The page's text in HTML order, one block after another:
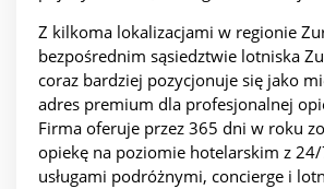
Z kilkoma lokalizacjami w regionie
bezpośrednim sąsiedztwie lotniska
coraz bardziej pozycjonuje się jako
adres premium dla profesjonalnej
Firma oferuje przez 365 dni w roku
opiekę na poziomie hotelarskim z 24/
usługami podróżnymi, concierge i